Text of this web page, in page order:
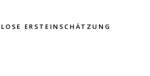
ERSTEINSCHÄTZUNG